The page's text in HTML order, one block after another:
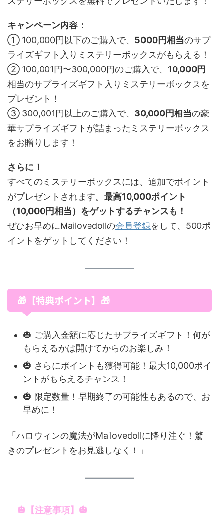
キャンペーン内容：
① 100,000円以下のご購入で、 5000円相当のサプ
ライズギフト入りミステリーボックスがもらえる！
② 100,001円〜300,000円のご購入で、 10,000円
相当のサプライズギフト入りミステリーボックスを
プレゼント！
③ 300,001円以上のご購入で、 30,000円相当の豪
華サプライズギフトが詰まったミステリーボックス
をお贈りします！
さらに！
すべてのミステリーボックスには、追加でポイント
がプレゼントされます。 最高10,000ポイント
（10,000円相当）をゲットするチャンスも！
ぜひお早めにMailovedollの会員登録をして、500ポ
イントをゲットしてください！
🎁【特典ポイント】🎁
🎃 ご購入金額に応じたサプライズギフト！何が
もらえるかは開けてからのお楽しみ！
🎃 さらにポイントも獲得可能！最大10,000ポイ
ントがもらえるチャンス！
🎃 限定数量！早期終了の可能性もあるので、お
早めに！
「ハロウィンの魔法がMailovedollに降り注ぐ！驚
きのプレゼントをお見逃しなく！」
🎃【注意事項】🎃